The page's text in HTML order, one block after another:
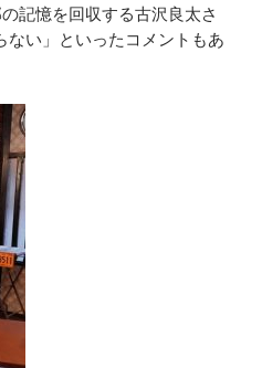
記憶を回収する古沢良太さ
ない」といったコメントもあ